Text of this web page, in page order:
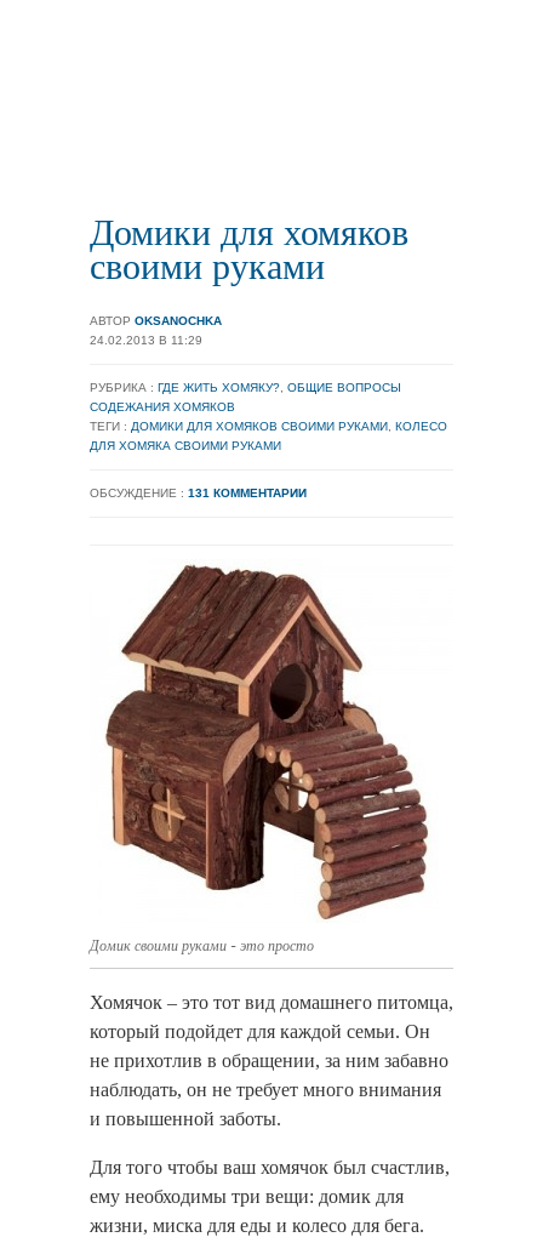
Домики для хомяков
своими руками
АВТОР OKSANOCHKA
24.02.2013 В 11:29
РУБРИКА : ГДЕ ЖИТЬ ХОМЯКУ? ОБЩИЕ ВОПРОСЫ
СОДЕЖАНИЯ ХОМЯКОВ
ТЕГИ : ДОМИКИ ДЛЯ ХОМЯКОВ СВОИМИ РУКАМИ КОЛЕСО
ДЛЯ ХОМЯКА СВОИМИ РУКАМИ
ОБСУЖДЕНИЕ : 131 КОММЕНТАРИИ
Домик своими руками - это просто
Хомячок – это тот вид домашнего питомца,
который подойдет для каждой семьи. Он
не прихотлив в обращении, за ним забавно
наблюдать, он не требует много внимания
и повышенной заботы.
Для того чтобы ваш хомячок был счастлив,
ему необходимы три вещи: домик для
жизни, миска для еды и колесо для бега.